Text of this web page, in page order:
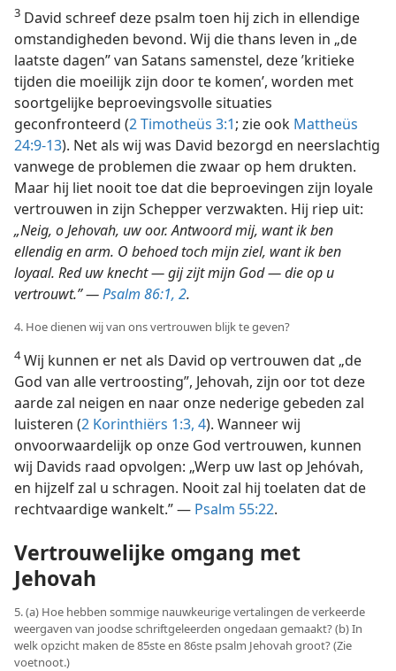
3 David schreef deze psalm toen hij zich in ellendige
omstandigheden bevond. Wij die thans leven in „de
laatste dagen” van Satans samenstel, deze ’kritieke
tijden die moeilijk zijn door te komen’, worden met
soortgelijke beproevingsvolle situaties
geconfronteerd (2 Timotheüs 3:1; zie ook Mattheüs
24:9-13). Net als wij was David bezorgd en neerslachtig
vanwege de problemen die zwaar op hem drukten.
Maar hij liet nooit toe dat die beproevingen zijn loyale
vertrouwen in zijn Schepper verzwakten. Hij riep uit:
„Neig, o Jehovah, uw oor. Antwoord mij, want ik ben
ellendig en arm. O behoed toch mijn ziel, want ik ben
loyaal. Red uw knecht — gij zijt mijn God — die op u
vertrouwt.” —Psalm 86:1, 2.
4. Hoe dienen wij van ons vertrouwen blijk te geven?
4Wij kunnen er net als David op vertrouwen dat „de
God van alle vertroosting”, Jehovah, zijn oor tot deze
aarde zal neigen en naar onze nederige gebeden zal
luisteren (2 Korinthiërs 1:3, 4). Wanneer wij
onvoorwaardelijk op onze God vertrouwen, kunnen
wij Davids raad opvolgen: „Werp uw last op Jehóvah,
en hijzelf zal u schragen. Nooit zal hij toelaten dat de
rechtvaardige wankelt.” — Psalm 55:22.
Vertrouwelijke omgang met
Jehovah
5. (a) Hoe hebben sommige nauwkeurige vertalingen de verkeerde
weergaven van joodse schriftgeleerden ongedaan gemaakt? (b) In
welk opzicht maken de 85ste en 86ste psalm Jehovah groot? (Zie
voetnoot.)